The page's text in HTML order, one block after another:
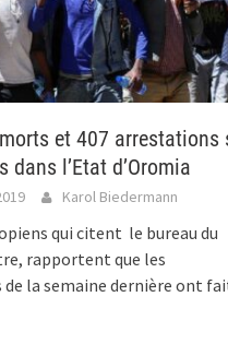
et 407 arrestations
dans l’Etat d’Oromia
Karol Biedermann
qui citent le bureau du
rapportent que les
la semaine dernière ont